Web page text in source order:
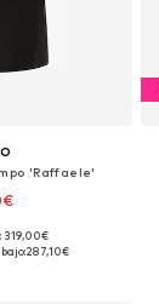
'Raffaele'
L, XL, XXL, XXXL
319,00€
287,10€